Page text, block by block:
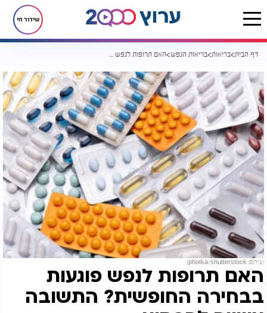
שידור חי
דף הבית בריאות בריאות הנפש האם תרופות לנפש פוגעות בבחירה החופשית? התשובה עשויה להפתיע
(צילום: photka/shutterstock)
האם תרופות לנפש פוגעות
בבחירה החופשית? התשובה